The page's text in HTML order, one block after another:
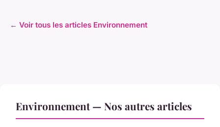
← Voir tous les articles Environnement
Environnement — Nos autres articles